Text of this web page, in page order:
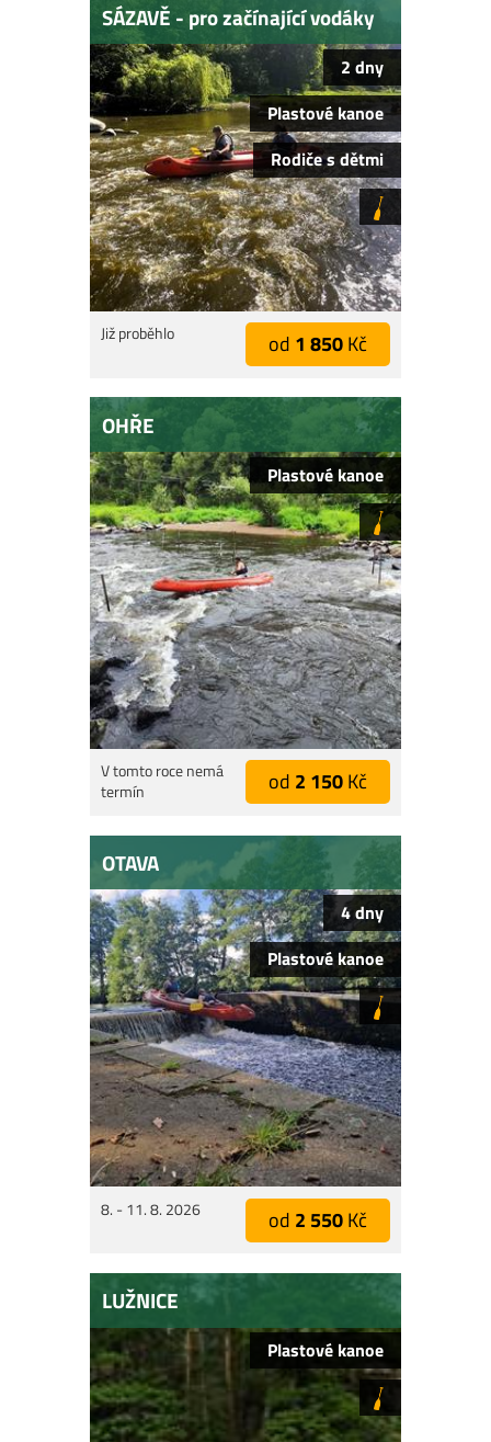
SÁZAVĚ - pro začínající vodáky
2 dny
Plastové kanoe
Rodiče s dětmi
Již proběhlo od 1 850Kč
OHŘE
Plastové kanoe
V tomto roce nemá
termín
od 2 150Kč
OTAVA
4 dny
Plastové kanoe
8. - 11. 8. 2026 od 2 550Kč
LUŽNICE
Plastové kanoe